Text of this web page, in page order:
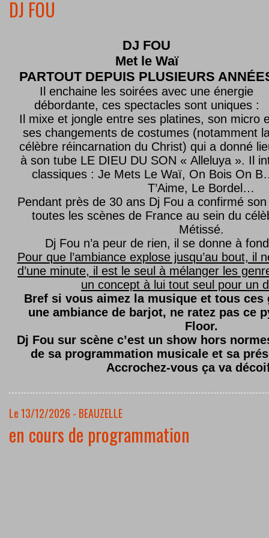
DJ FOU
DJ FOU
Met le Waï
PARTOUT DEPUIS PLUSIEURS
Il enchaine les soirées avec une énergie
débordante, ces spectacles sont uniques :
Il mixe et jongle entre ses platines, son micro
ses changements de costumes (notamment
célèbre réincarnation du Christ) qui a donné
à son tube LE DIEU DU SON « Alleluya ». Il
classiques : Je Mets Le Waï, On Bois On
T’Aime, Le Bordel…
Pendant près de 30 ans Dj Fou a confirmé son
toutes les scènes de France au sein du
Métissé.
Dj Fou n’a peur de rien, il se donne à
Pour que l’ambiance explose jusqu’au bout, il
d’une minute, il est le seul à mélanger les
un concept à lui tout seul pour un
Bref si vous aimez la musique et tous ces
une ambiance de barjot, ne ratez pas ce
Floor.
Dj Fou sur scène c’est un show hors
de sa programmation musicale et sa
Accrochez-vous ça va
Le 13/12/2026 - BEAUZELLE
en cours de programmation